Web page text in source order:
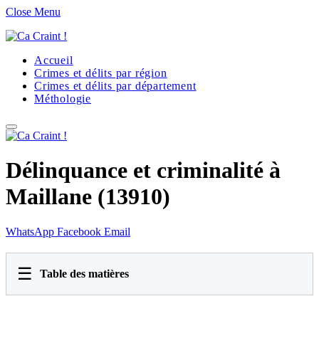
Close Menu
Accueil
Crimes et délits par région
Crimes et délits par département
Méthologie
Délinquance et criminalité à
Maillane (13910)
WhatsApp Facebook Email
☰ Table des matières